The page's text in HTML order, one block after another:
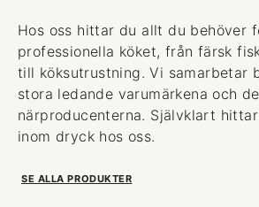
Hos oss hittar du allt du behöver
professionella köket, från färsk
till köksutrustning. Vi samarbetar
stora ledande varumärkena och
närproducenterna. Självklart
inom dryck hos oss.
SE ALLA PRODUKTER